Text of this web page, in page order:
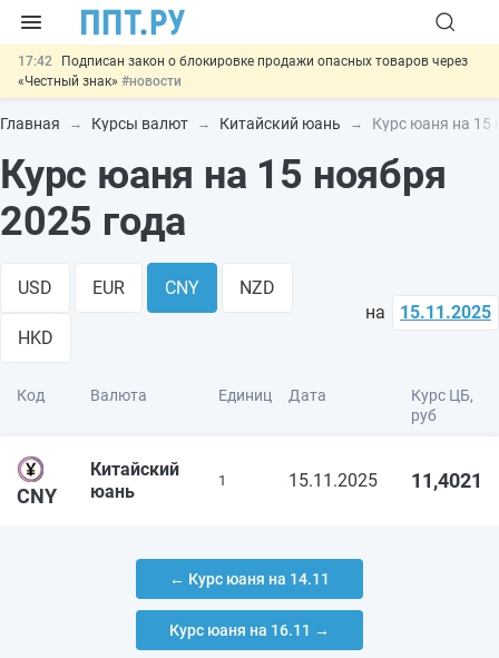
17:42
Подписан закон о блокировке продажи опасных товаров через
«Честный знак» #новости
17:17 Дистанционную работу беременных пропишут в ТК РФ#новости
отменить
15:25
Изменят правила контроля за подрядчиками ИЖС с эскроу-
11:31
Важно
Разработают единые критерии трудовых и ГПХ-
#новости
Главная Курсы валют Китайский юань Курс юаня на 15
Курс юаня на 15 ноября
2025 года
USD EUR CNY NZD
HKD
на 15.11.2025
Код Валюта Единиц Дата
Курс ЦБ,
руб
CNY
Китайский
юань
1 15.11.2025 11,4021
← Курс юаня на 14.11
Курс юаня на 16.11 →